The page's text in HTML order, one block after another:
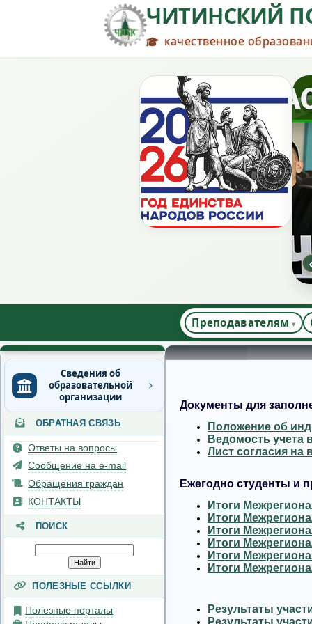
ЧИТИНСКИЙ
качественное
Преподавателям
Сведения об
образовательной
организации
Основные сведения
Структура и органы
управления
образовательной
организацией
Документы
Образование
Руководство
Педагогический состав
Материально-техническое
оснащенность
образовательного
ОБРАТНАЯ СВЯЗЬ
Ответы на вопросы
Сообщение на e-mail
Обращения граждан
КОНТАКТЫ
ПОИСК
ПОЛЕЗНЫЕ ССЫЛКИ
Полезные порталы
Документы для
Положение об
Ведомость учета
Лист согласия на
Ежегодно студенты и
Итоги
Итоги
Итоги
Итоги
Итоги
Итоги
Результаты
Результаты